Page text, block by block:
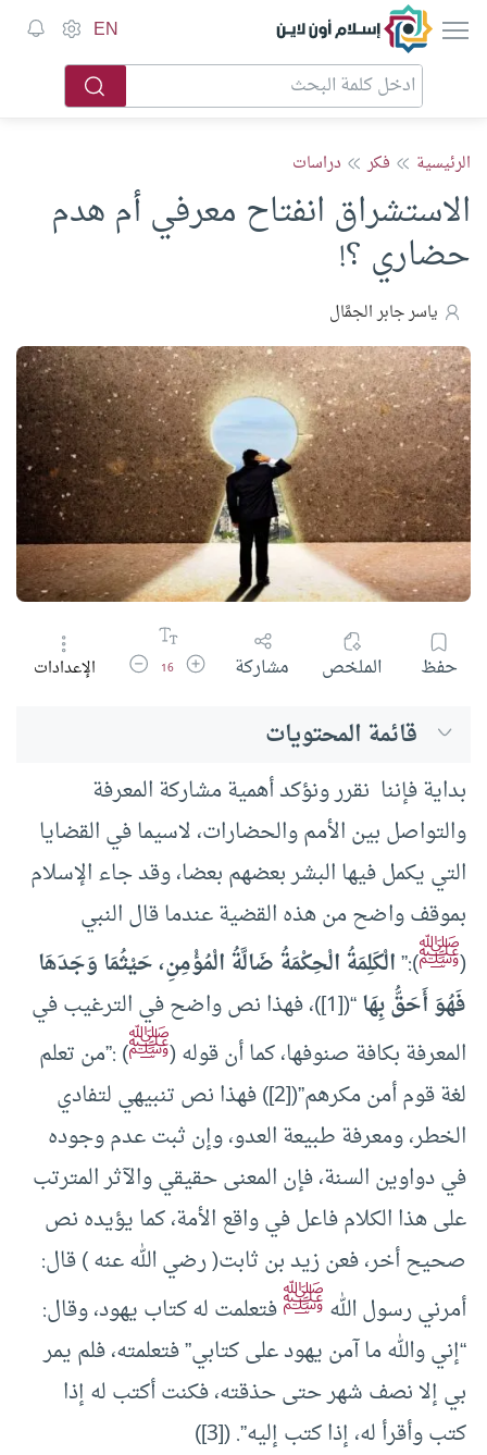
إسلام أون لاين EN
الرئيسية فكر دراسات
الاستشراق انفتاح معرفي أم هدم
حضاري ؟!
ياسر جابر الجمَّال
حفظ الملخص مشاركة زيادة حجم الخط
16 تقليل حجم الخط
الإعدادات
قائمة المحتويات
بداية فإننا نقرر ونؤكد أهمية مشاركة المعرفة
والتواصل بين الأمم والحضارات، لاسيما في القضايا
التي يكمل فيها البشر بعضهم بعضا، وقد جاء الإسلام
بموقف واضح من هذه القضية عندما قال النبي
(ﷺ):”الْكَلِمَةُ الْحِكْمَةُ ضَالَّةُ الْمُؤْمِنِ، حَيْثُمَا وَجَدَهَا
فَهُوَ أَحَقُّ بِهَا
“([1])، فهذا نص واضح في الترغيب في
المعرفة بكافة صنوفها، كما أن قوله (ﷺ) :”من تعلم
لغة قوم أمن مكرهم”([2]) فهذا نص تنبيهي لتفادي
الخطر، ومعرفة طبيعة العدو، وإن ثبت عدم وجوده
في دواوين السنة، فإن المعنى حقيقي والآثر المترتب
على هذا الكلام فاعل في واقع الأمة، كما يؤيده نص
صحيح أخر، فعن زيد بن ثابت( رضي الله عنه ) قال:
أمرني رسول اللهﷺفتعلمت له كتاب يهود، وقال:
“إني والله ما آمن يهود على كتابي” فتعلمته، فلم يمر
بي إلا نصف شهر حتى حذقته، فكنت أكتب له إذا
كتب وأقرأ له، إذا كتب إليه”. ([3])